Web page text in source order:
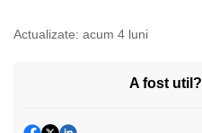
Actualizate: acum 4 luni
A fost util?